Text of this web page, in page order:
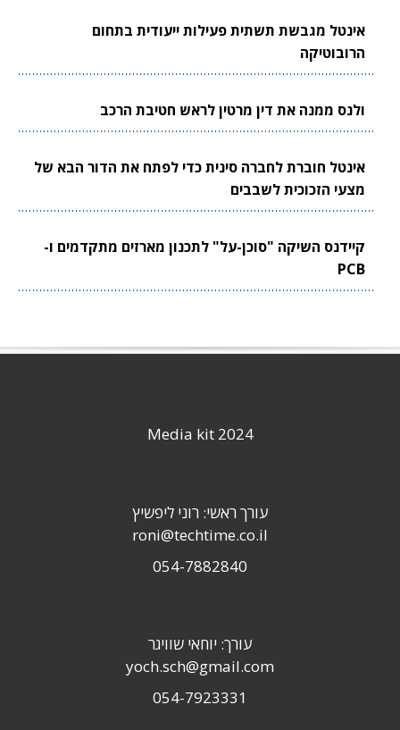
אינטל מגבשת תשתית פעילות ייעודית בתחום
הרובוטיקה
ולנס ממנה את דין מרטין לראש חטיבת הרכב
אינטל חוברת לחברה סינית כדי לפתח את הדור הבא של
מצעי הזכוכית לשבבים
קיידנס השיקה "סוכן-על" לתכנון מארזים מתקדמים ו-
PCB
Media kit 2024
עורך ראשי: רוני ליפשיץ
roni@techtime.co.il
054-7882840
עורך: יוחאי שוויגר
yoch.sch@gmail.com
054-7923331